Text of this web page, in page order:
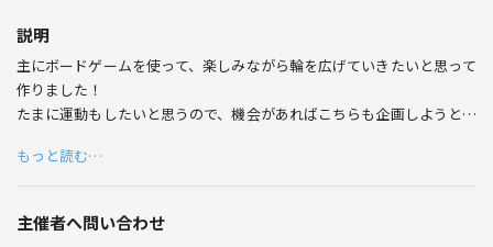
説明
主にボードゲームを使って、楽しみながら輪を広げていきたいと思って
作りました！
たまに運動もしたいと思うので、機会があればこちらも企画しようと思
全てにおいて初心者なので、お気軽に参加していただきたいのと、色々
と教えていただきたいです。よろしかお願いします！
募集年齢層：20代
もっと読む…
主催者へ問い合わせ